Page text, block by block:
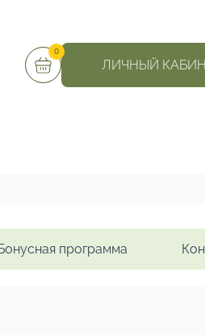
0
ЛИЧНЫЙ
программа